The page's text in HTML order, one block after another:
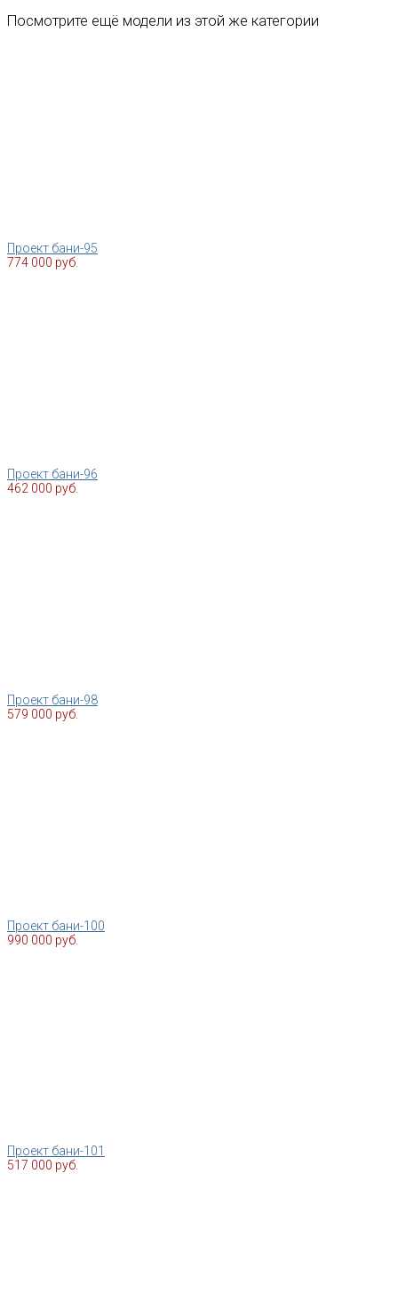
Посмотрите ещё модели из этой же категории
Проект бани-95
774 000 руб.
Проект бани-96
462 000 руб.
Проект бани-98
579 000 руб.
Проект бани-100
990 000 руб.
Проект бани-101
517 000 руб.